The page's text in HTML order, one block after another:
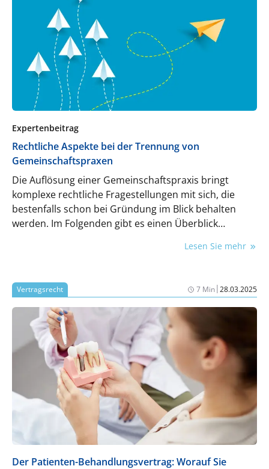
Expertenbeitrag
Rechtliche Aspekte bei der Trennung von
Gemeinschaftspraxen
Die Auflösung einer Gemeinschaftspraxis bringt
komplexe rechtliche Fragestellungen mit sich, die
bestenfalls schon bei Gründung im Blick behalten
werden. Im Folgenden gibt es einen Überblick
Lesen Sie mehr
Vertragsrecht 7 Min|28.03.2025
Der Patienten-Behandlungsvertrag: Worauf Sie